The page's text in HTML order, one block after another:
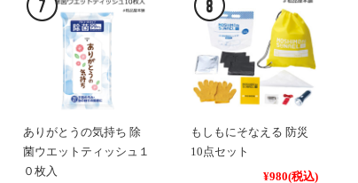
ありがとうの気持ち 除
菌ウエットティッシュ１
０枚入
もしもにそなえる 防災
10点セット
¥980(税込)